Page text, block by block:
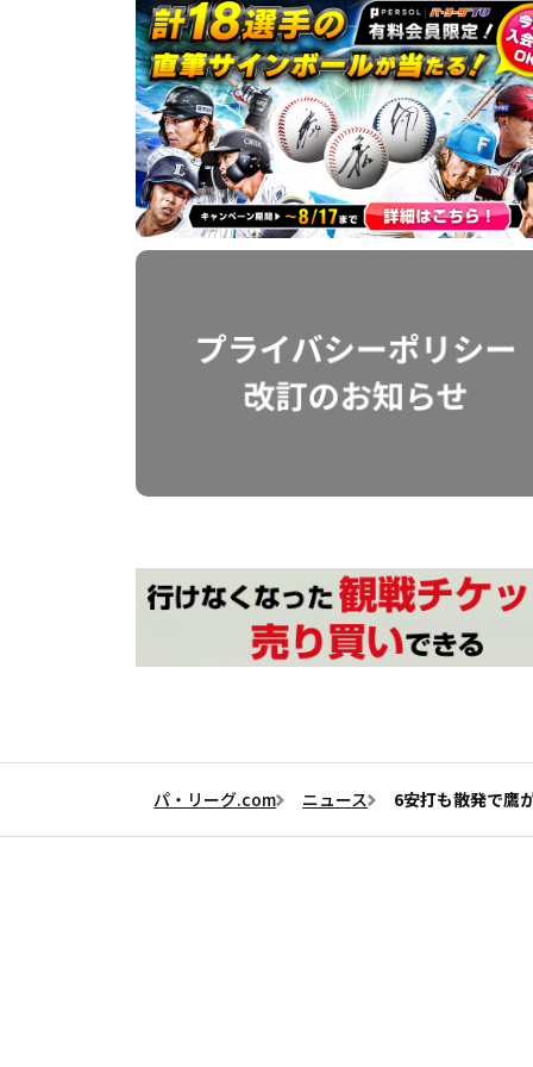
パ・リーグ.com ニュース 6安打も散発で鷹